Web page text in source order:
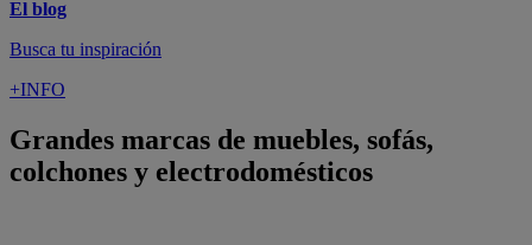
El blog
Busca tu inspiración
+INFO
Grandes marcas de muebles, sofás,
colchones y electrodomésticos